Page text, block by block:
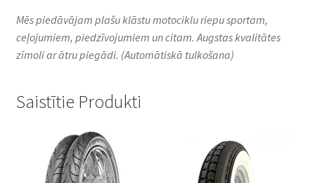
Mēs piedāvājam plašu klāstu motociklu riepu sportam,
ceļojumiem, piedzīvojumiem un citam. Augstas kvalitātes
zīmoli ar ātru piegādi. (Automātiskā tulkošana)
Saistītie Produkti